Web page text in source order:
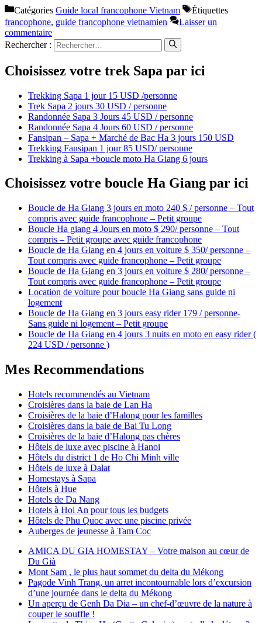
Catégories Guide local francophone Vietnam
Étiquettes
francophone, guide francophone vietnamien
Laisser un
commentaire
Rechercher :
Choisissez votre trek Sapa par ici
Trekking Sapa 1 jour 15 USD /personne
Trek Sapa 2 jours 30 USD / personne
Randonnée Sapa 3 Jours 45 USD / personne
Randonnée Sapa 4 Jours 60 USD / personne
Fansipan – Sapa + Marché de Bac Ha 3 jours 150 USD
Trekking Fansipan 1 jour 85 USD/ personne
Trekking à Sapa +boucle moto Ha Giang 6 jours
Choisissez votre boucle Ha Giang par ici
Boucle de Ha Giang 3 jours en moto 240 $ / personne – Tout
compris avec guide francophone – Petit groupe
Boucle Ha giang 4 Jours en moto $ 290/ personne – Tout
compris – Petit groupe avec guide francophone
Boucle de Ha Giang en 4 jours en voiture $ 350/ personne –
Tout compris avec guide francophone – Petit groupe
Boucle de Ha Giang en 3 jours en voiture $ 280/ personne –
Tout compris avec guide francophone – Petit groupe
Location de voiture pour boucle Ha Giang sans guide ni
logement
Boucle de Ha Giang en 3 jours easy rider 179 / personne-
Sans guide ni logement – Petit groupe
Boucle de Ha Giang en 4 jours 3 nuits en moto en easy rider (
224 USD / personne )
Mes Recommendations
Hotels recommendés au Vietnam
Croisières dans la baie de Lan Ha
Croisières de la baie d’Halong pour les familles
Croisières dans la baie de Bai Tu Long
Croisières de la baie d’Halong pas chères
Hôtels de luxe avec piscine à Hanoi
Hôtels du district 1 de Ho Chi Minh ville
Hôtels de luxe à Dalat
Homestays à Sapa
Hôtels à Hue
Hotels de Da Nang
Hotels à Hoi An pour tous les budgets
Hôtels de Phu Quoc avec une piscine privée
Auberges de jeunesse à Tam Coc
AMICA DU GIA HOMESTAY – Votre maison au cœur de
Du Già
Mont Sam , le plus haut sommet du delta du Mékong
Pagode Vinh Trang, un arret incontournable lors d’excursion
d’une journée dans le delta du Mékong
Un aperçu de Genh Da Dia – un chef-d’œuvre de la nature à
couper le souffle !